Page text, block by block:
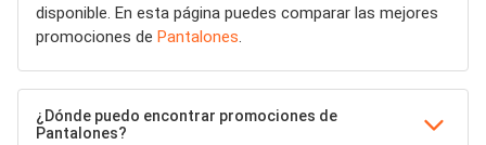
disponible. En esta página puedes comparar las mejores
promociones de Pantalones
¿Dónde puedo encontrar promociones de
Pantalones?